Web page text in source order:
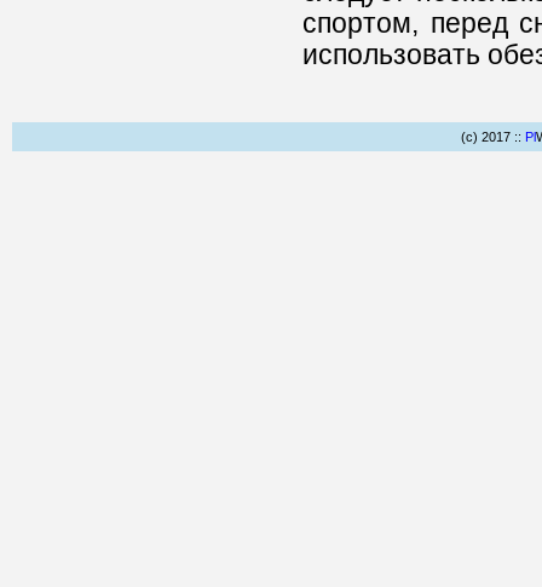
спортом, перед
использовать
(c) 2017 :: Pl